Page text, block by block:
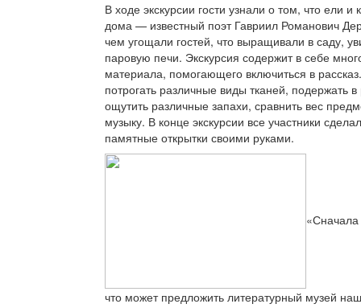
В ходе экскурсии гости узнали о том, что ели и
дома — известный поэт Гавриил Романович
чем угощали гостей, что выращивали в саду,
паровую печи. Экскурсия содержит в себе
материала, помогающего включиться в
потрогать различные виды тканей, подержать
ощутить различные запахи, сравнить вес
музыку. В конце экскурсии все участники
памятные открытки своими руками.
что может предложить литературный музей